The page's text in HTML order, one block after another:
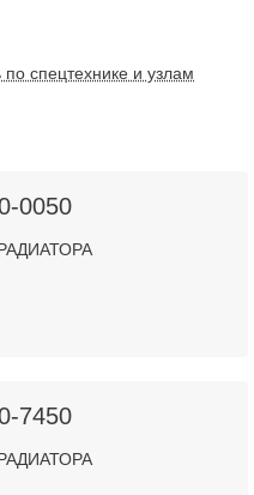
спецтехнике и узлам
0050
7450